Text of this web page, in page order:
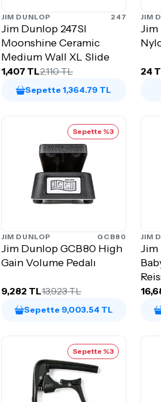
JIM DUNLOP 247
Jim Dunlop 247SI
Moonshine Ceramic
Medium Wall XL Slide
1,407 TL2,110 TL
Sepette 1,364.79 TL
JIM
Jim
24
Sepette %3
JIM DUNLOP GCB80
Jim Dunlop GCB80 High
Gain Volume Pedalı
9,282 TL13,923 TL
Sepette 9,003.54 TL
JIM
Jim
Sepette %3